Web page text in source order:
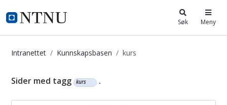
i.ntnu.no Søk Meny
Intranettet Kunnskapsbasen kurs
Kunnskapsbasen
Sider med tagg kurs .